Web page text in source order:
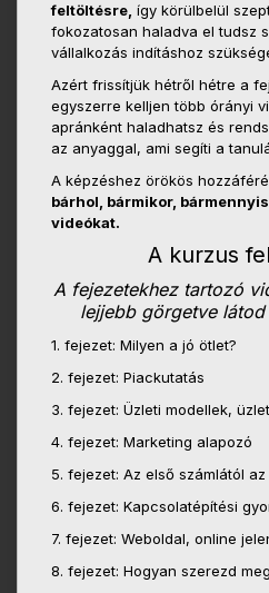
feltöltésre, így körülbelül
fokozatosan haladva el tudsz
vállalkozás indításhoz
Azért frissítjük hétről hétre a
egyszerre kelljen több órányi
apránként haladhatsz és
az anyaggal, ami segíti a
A képzéshez örökös
bárhol, bármikor,
videókat.
A kurzus
A fejezetekhez tartozó
lejjebb görgetve
1. fejezet: Milyen a jó ötlet?
2. fejezet: Piackutatás
3. fejezet: Üzleti modellek,
4. fejezet: Marketing alapozó
5. fejezet: Az első számlától
6. fejezet: Kapcsolatépítési
7. fejezet: Weboldal, online
8. fejezet: Hogyan szerezd